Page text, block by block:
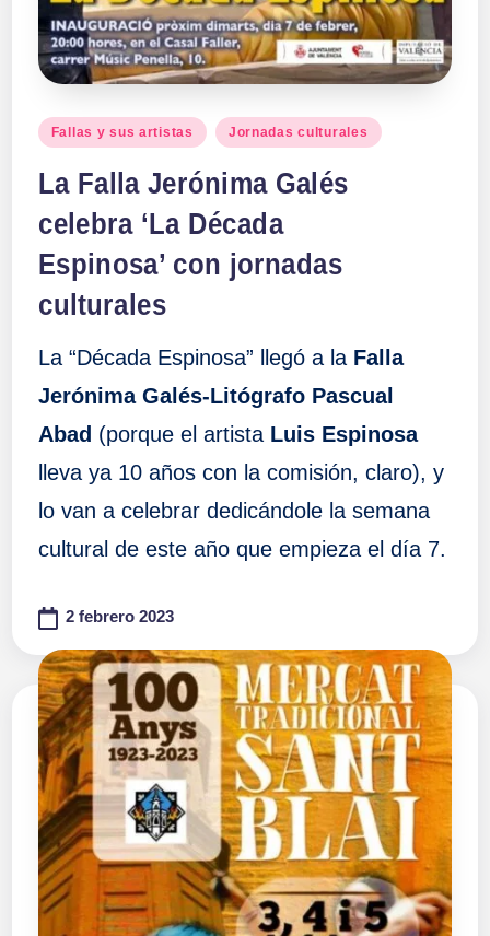
Publicado
Fallas y sus artistas Jornadas culturales
La Falla Jerónima Galés
celebra ‘La Década
Espinosa’ con jornadas
culturales
La “Década Espinosa” llegó a la Falla
Jerónima Galés-Litógrafo Pascual
Abad (porque el artista Luis Espinosa
lleva ya 10 años con la comisión, claro), y
lo van a celebrar dedicándole la semana
cultural de este año que empieza el día 7.
2 febrero 2023